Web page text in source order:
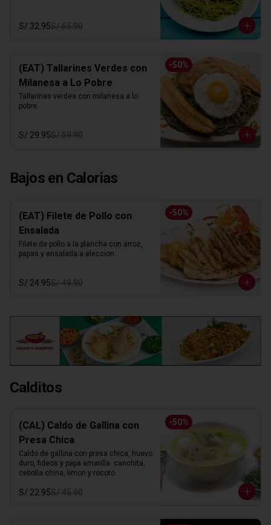
S/ 32.95S/ 65.90
-50%
(EAT) Tallarines Verdes con
Milanesa a Lo Pobre
Tallarines verdes con milanesa a lo
pobre.
S/ 29.95S/ 59.90
Bajos en Calorias
-50%
(EAT) Filete de Pollo con
Ensalada
Filete de pollo a la plancha con arroz,
papas y ensalada a eleccion.
S/ 24.95S/ 49.90
Calditos
-50%
(CAL) Caldo de Gallina con
Presa Chica
Caldo de gallina con presa chica, huevo
duro, fideos y papa amarilla. canchita,
cebolla china, limon y rocoto.
S/ 22.95S/ 45.90